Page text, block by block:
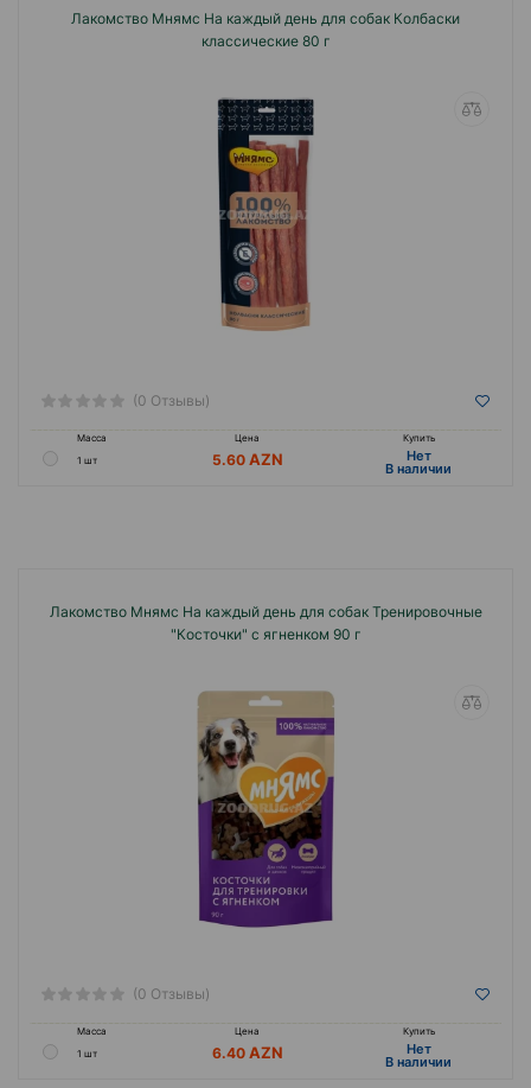
Лакомство Мнямс На каждый день для собак Колбаски
классические 80 г
(0 Отзывы)
Масса Цена
Купить
1 шт
5.60 Hет
B наличии
Лакомство Мнямс На каждый день для собак Тренировочные
"Косточки" с ягненком 90 г
(0 Отзывы)
Масса Цена
Купить
1 шт
6.40 Hет
B наличии